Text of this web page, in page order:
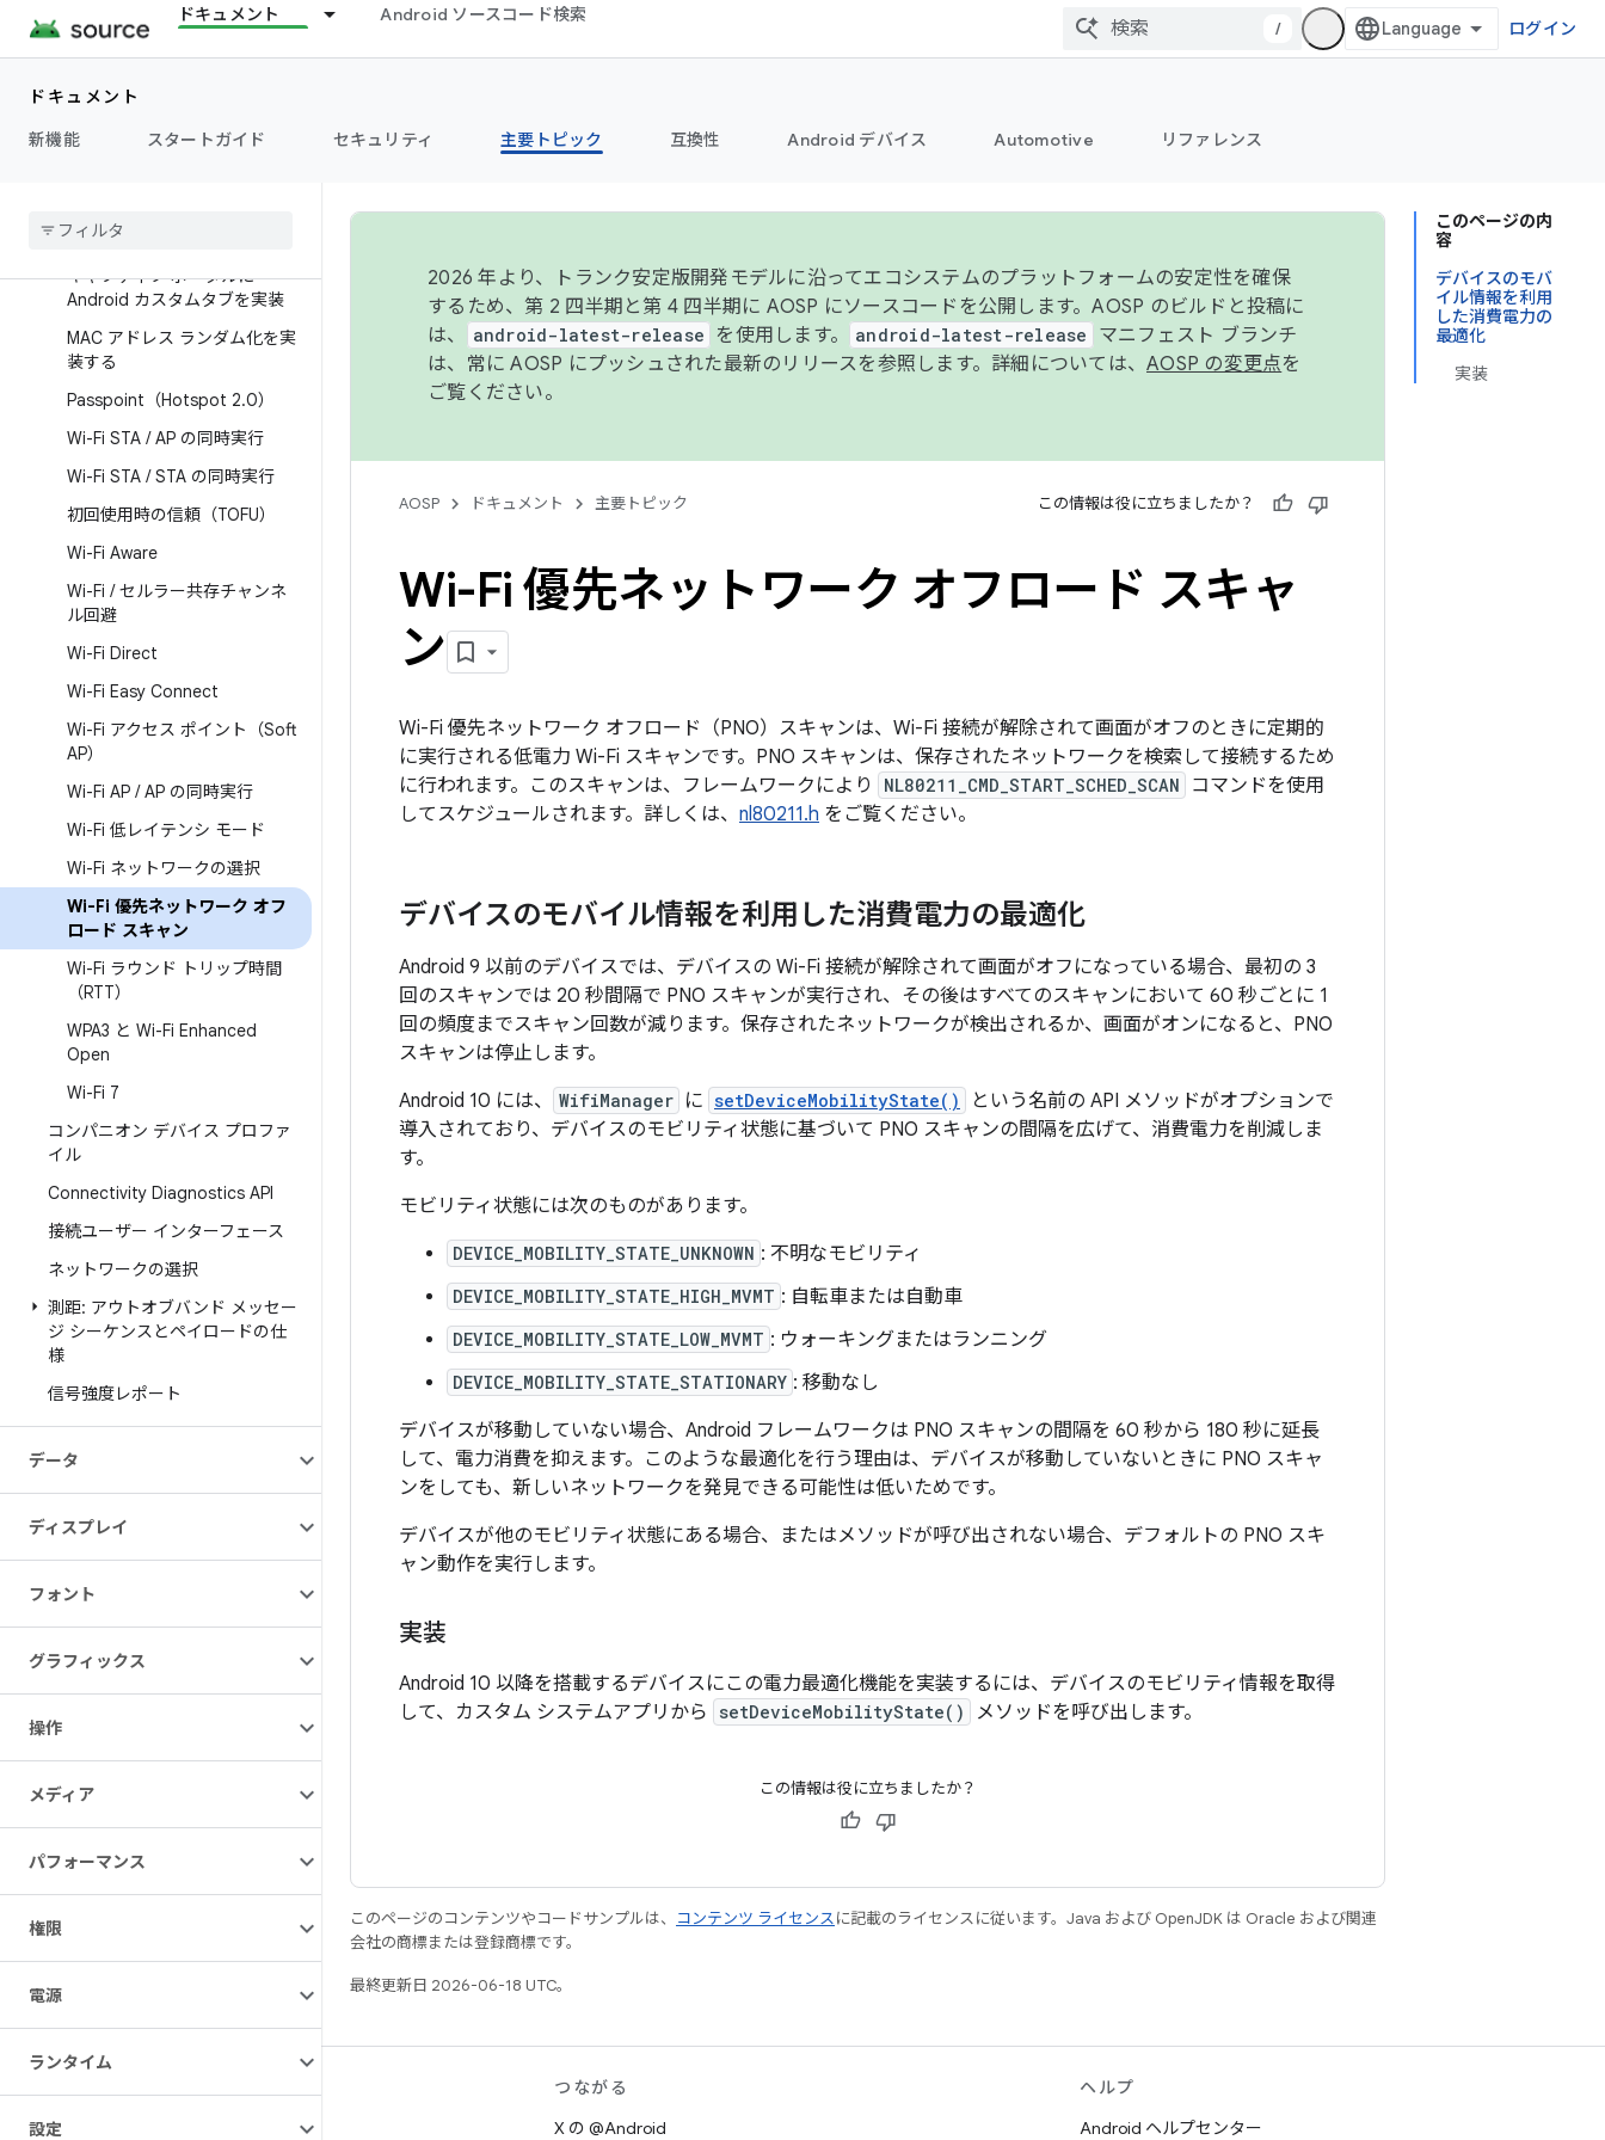
ドキュメント Android ソースコード検索
/ ログイン
ドキュメント
新機能
スタートガイド セキュリティ 主要トピック 互換性 Android デバイス Automotive リファレンス
Wi-Fi インフラストラクチャの
機能
ューニングする
Android Packet Filter
作
キャプティブ ポータルに
Android カスタムタブを実装
MAC アドレス ランダム化を実
装する
Passpoint（Hotspot 2.0）
Wi-Fi STA /AP の同時実行
Wi-Fi STA /STA の同時実行
初回使用時の信頼（TOFU）
Wi-Fi Aware
Wi-Fi /セルラー共存チャンネ
ル回避
Wi-Fi Direct
Wi-Fi Easy Connect
Wi-Fi アクセス ポイント（Soft
AP）
Wi-Fi AP /AP の同時実行
Wi-Fi 低レイテンシ モード
Wi-Fi ネットワークの選択
Wi-Fi 優先ネットワーク オフ
ロード スキャン
Wi-Fi ラウンド トリップ時間
（RTT）
WPA3 と Wi-Fi Enhanced
Open
Wi-Fi 7
コンパニオン デバイス プロファ
イル
Connectivity Diagnostics API
接続ユーザー インターフェース
ネットワークの選択
測距: アウトオブバンド メッセー
ジ シーケンスとペイロードの仕
様
信号強度レポート
データ
ディスプレイ
フォント
グラフィックス
操作
メディア
パフォーマンス
権限
電源
ランタイム
設定
このページの内
容
デバイスのモバ
イル情報を利用
した消費電力の
最適化
実装
2026 年より、トランク安定版開発モデルに沿ってエコシステムのプラットフォームの安定性を確保
するため、第 2 四半期と第 4 四半期に AOSP にソースコードを公開します。AOSP のビルドと投稿に
は、
android-latest-release を使用します。 android-latest-release
マニフェスト ブランチ
は、常に AOSP にプッシュされた最新のリリースを参照します。詳細については、 AOSP の変更点を
ご覧ください。
AOSP ドキュメント 主要トピック この情報は役に立ちましたか？
Wi-Fi 優先ネットワーク オフロード スキャ
ン
Wi-Fi 優先ネットワーク オフロード（PNO）スキャンは、Wi-Fi 接続が解除されて画面がオフのときに定期的
に実行される低電力 Wi-Fi スキャンです。PNO スキャンは、保存されたネットワークを検索して接続するため
に行われます。このスキャンは、フレームワークにより
NL80211_CMD_START_SCHED_SCAN
コマンドを使用
してスケジュールされます。詳しくは、 nl80211.h をご覧ください。
デバイスのモバイル情報を利用した消費電力の最適化
Android 9 以前のデバイスでは、デバイスの Wi-Fi 接続が解除されて画面がオフになっている場合、最初の 3
回のスキャンでは 20 秒間隔で PNO スキャンが実行され、その後はすべてのスキャンにおいて 60 秒ごとに 1
回の頻度までスキャン回数が減ります。保存されたネットワークが検出されるか、画面がオンになると、PNO
スキャンは停止します。
Android 10 には、
WifiManager に setDeviceMobilityState()
という名前の API メソッドがオプションで
導入されており、デバイスのモビリティ状態に基づいて PNO スキャンの間隔を広げて、消費電力を削減しま
す。
モビリティ状態には次のものがあります。
DEVICE_MOBILITY_STATE_UNKNOWN : 不明なモビリティ
DEVICE_MOBILITY_STATE_HIGH_MVMT : 自転車または自動車
DEVICE_MOBILITY_STATE_LOW_MVMT : ウォーキングまたはランニング
DEVICE_MOBILITY_STATE_STATIONARY : 移動なし
デバイスが移動していない場合、Android フレームワークは PNO スキャンの間隔を 60 秒から 180 秒に延長
して、電力消費を抑えます。このような最適化を行う理由は、デバイスが移動していないときに PNO スキャ
ンをしても、新しいネットワークを発見できる可能性は低いためです。
デバイスが他のモビリティ状態にある場合、またはメソッドが呼び出されない場合、デフォルトの PNO スキ
ャン動作を実行します。
実装
Android 10 以降を搭載するデバイスにこの電力最適化機能を実装するには、デバイスのモビリティ情報を取得
して、カスタム システムアプリから
setDeviceMobilityState() メソッドを呼び出します。
この情報は役に立ちましたか？
このページのコンテンツやコードサンプルは、 コンテンツ ライセンスに記載のライセンスに従います。Java および OpenJDK は Oracle および関連
会社の商標または登録商標です。
最終更新日 2026-06-18 UTC。
Android リポジトリ
つながる
X の @Android
ヘルプ
Android ヘルプセンター